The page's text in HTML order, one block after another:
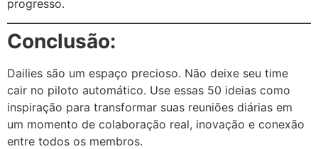
progresso.
Conclusão:
Dailies são um espaço precioso. Não deixe seu time
cair no piloto automático. Use essas 50 ideias como
inspiração para transformar suas reuniões diárias em
um momento de colaboração real, inovação e conexão
entre todos os membros.